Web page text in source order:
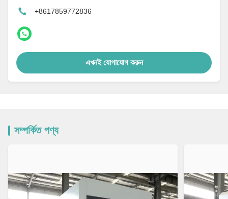
+8617859772836
এখনই যোগাযোগ করুন
সম্পর্কিত পণ্য